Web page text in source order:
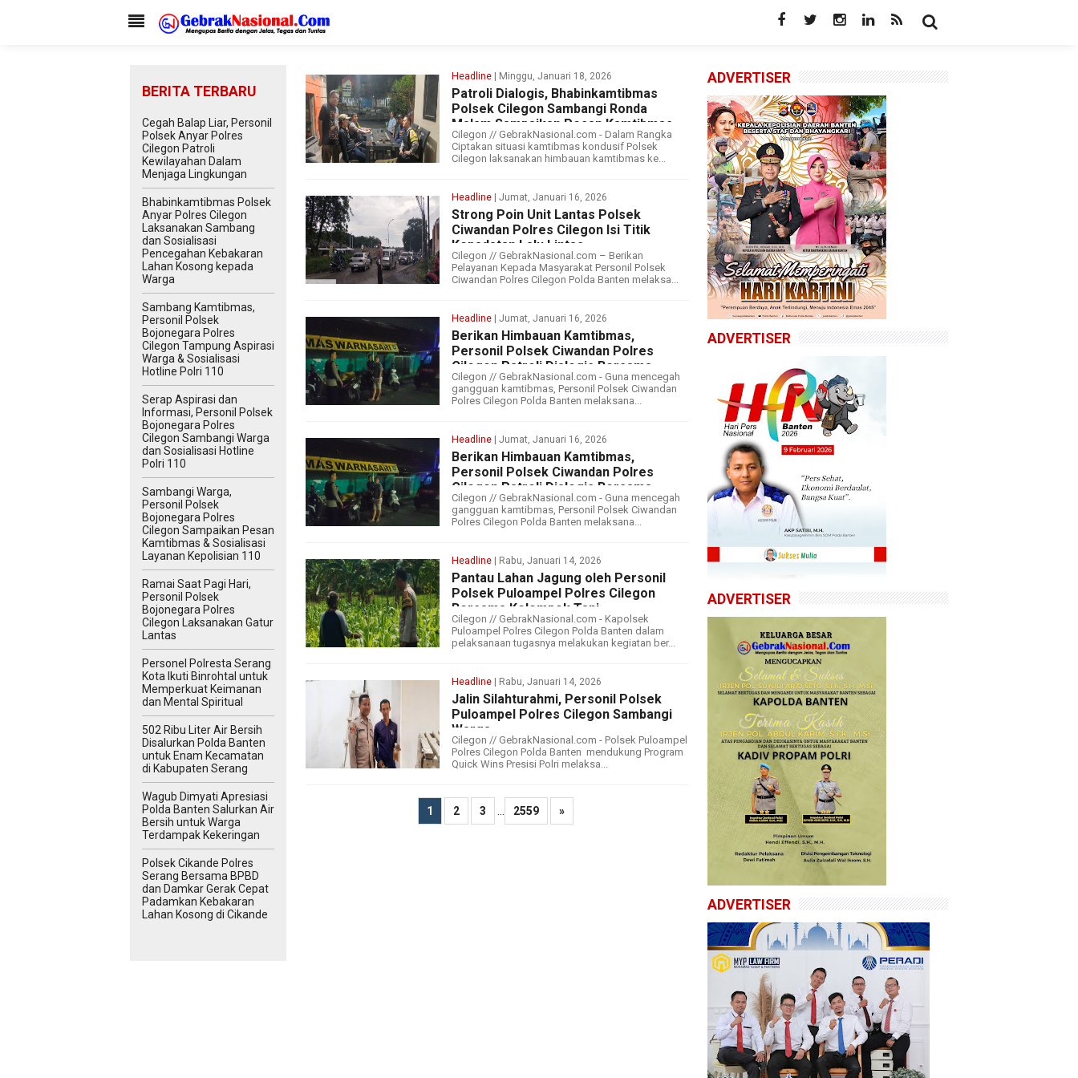
Headline | Minggu, Januari 18, 2026
Patroli Dialogis, Bhabinkamtibmas
Polsek Cilegon Sambangi Ronda
Malam Sampaikan Pesan Kamtibmas
Cilegon // GebrakNasional.com - Dalam Rangka
Ciptakan situasi kamtibmas kondusif Polsek
Cilegon laksanakan himbauan kamtibmas ke...
Headline | Jumat, Januari 16, 2026
Strong Poin Unit Lantas Polsek
Ciwandan Polres Cilegon Isi Titik
Kepadatan Lalu Lintas
Cilegon // GebrakNasional.com – Berikan
Pelayanan Kepada Masyarakat Personil Polsek
Ciwandan Polres Cilegon Polda Banten melaksa...
Headline | Jumat, Januari 16, 2026
Berikan Himbauan Kamtibmas,
Personil Polsek Ciwandan Polres
Cilegon Patroli Dialogis Bersama
Pengemudi Ojek
Cilegon // GebrakNasional.com - Guna mencegah
gangguan kamtibmas, Personil Polsek Ciwandan
Polres Cilegon Polda Banten melaksana...
Headline | Jumat, Januari 16, 2026
Berikan Himbauan Kamtibmas,
Personil Polsek Ciwandan Polres
Cilegon Patroli Dialogis Bersama
Pengemudi Ojek
Cilegon // GebrakNasional.com - Guna mencegah
gangguan kamtibmas, Personil Polsek Ciwandan
Polres Cilegon Polda Banten melaksana...
Headline | Rabu, Januari 14, 2026
Pantau Lahan Jagung oleh Personil
Polsek Puloampel Polres Cilegon
Bersama Kelompok Tani
Cilegon // GebrakNasional.com - Kapolsek
Puloampel Polres Cilegon Polda Banten dalam
pelaksanaan tugasnya melakukan kegiatan ber...
Headline | Rabu, Januari 14, 2026
Jalin Silahturahmi, Personil Polsek
Puloampel Polres Cilegon Sambangi
Warga
Cilegon // GebrakNasional.com - Polsek Puloampel
Polres Cilegon Polda Banten mendukung Program
Quick Wins Presisi Polri melaksa...
1 2 3 ... 2559 »
BERITA TERBARU
Cegah Balap Liar, Personil
Polsek Anyar Polres
Cilegon Patroli
Kewilayahan Dalam
Menjaga Lingkungan
Bhabinkamtibmas Polsek
Anyar Polres Cilegon
Laksanakan Sambang
dan Sosialisasi
Pencegahan Kebakaran
Lahan Kosong kepada
Warga
Sambang Kamtibmas,
Personil Polsek
Bojonegara Polres
Cilegon Tampung Aspirasi
Warga & Sosialisasi
Hotline Polri 110
Serap Aspirasi dan
Informasi, Personil Polsek
Bojonegara Polres
Cilegon Sambangi Warga
dan Sosialisasi Hotline
Polri 110
Sambangi Warga,
Personil Polsek
Bojonegara Polres
Cilegon Sampaikan Pesan
Kamtibmas & Sosialisasi
Layanan Kepolisian 110
Ramai Saat Pagi Hari,
Personil Polsek
Bojonegara Polres
Cilegon Laksanakan Gatur
Lantas
Personel Polresta Serang
Kota Ikuti Binrohtal untuk
Memperkuat Keimanan
dan Mental Spiritual
502 Ribu Liter Air Bersih
Disalurkan Polda Banten
untuk Enam Kecamatan
di Kabupaten Serang
Wagub Dimyati Apresiasi
Polda Banten Salurkan Air
Bersih untuk Warga
Terdampak Kekeringan
Polsek Cikande Polres
Serang Bersama BPBD
dan Damkar Gerak Cepat
Padamkan Kebakaran
Lahan Kosong di Cikande
ADVERTISER
ADVERTISER
ADVERTISER
ADVERTISER